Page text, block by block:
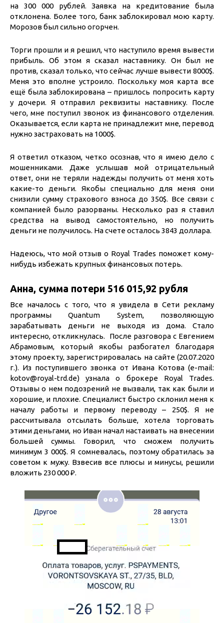
на 300 000 рублей. Заявка на кредитование была
отклонена. Более того, банк заблокировал мою карту.
Морозов был сильно огорчен.
Торги прошли и я решил, что наступило время вывести
прибыль. Об этом я сказал наставнику. Он был не
против, сказал только, что сейчас лучше вывести 8000$.
Меня это вполне устроило. Поскольку моя карта все
ещё была заблокирована – пришлось попросить карту
у дочери. Я отправил реквизиты наставнику. После
чего, мне поступил звонок из финансового отделения.
Оказывается, если карта не принадлежит мне, перевод
нужно застраховать на 1000$.
Я ответил отказом, четко осознав, что я имею дело с
мошенниками. Даже услышав мой отрицательный
ответ, они не теряли надежды получить от меня хоть
какие-то деньги. Якобы специально для меня они
снизили сумму страхового взноса до 350$. Все связи с
компанией было разорваны. Несколько раз я ставил
средства на вывод самостоятельно, но получить
деньги не получилось. На счете осталось 3843 доллара.
Надеюсь, что мой отзыв о Royal Trades поможет кому-
нибудь избежать крупных финансовых потерь.
Анна, сумма потери 516 015,92 рубля
Все началось с того, что я увидела в Сети рекламу
программы Quantum System, позволяющую
зарабатывать деньги не выходя из дома. Стало
интересно, откликнулась. После разговора с Евгением
Абрамовым, который якобы разбогател благодаря
этому проекту, зарегистрировалась на сайте (20.07.2020
г.). Из поступившего звонка от Ивана Котова (e-mail:
kotov@royal-trd.de) узнала о брокере Royal Trades.
Отзывы о нем подозрений не вызвали, так как были и
хорошие, и плохие. Специалист быстро склонил меня к
началу работы и первому переводу – 250$. Я не
рассчитывала отсылать больше, хотела торговать
этими деньгами, но Иван начал настаивать на внесении
большей суммы. Говорил, что сможем получить
минимум 3 000$. Я сомневалась, поэтому обратилась за
советом к мужу. Взвесив все плюсы и минусы, решили
вложить 230 000 ₽.